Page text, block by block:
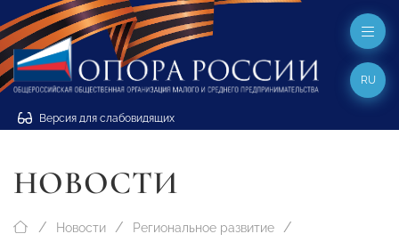
Версия для слабовидящих
RU
НОВОСТИ
Новости Региональное развитие